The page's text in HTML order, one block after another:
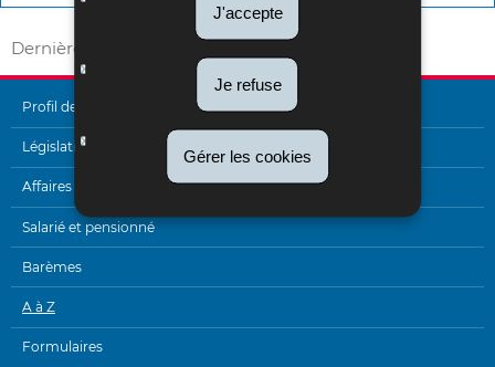
J'accepte
Je refuse
Gérer les cookies
Dernière mise à jour
MENU
DE
NAVIGATION
Profil de l'Administration
Législation
Affaires internationales
Salarié et pensionné
Barèmes
A à Z
Formulaires